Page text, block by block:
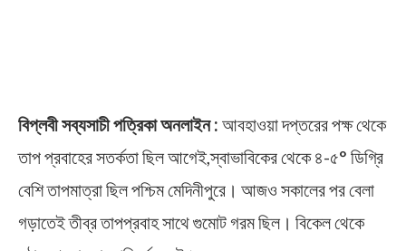
বিপ্লবী সব্যসাচী পত্রিকা অনলাইন : আবহাওয়া দপ্তরের পক্ষ থেকে
তাপ প্রবাহের সতর্কতা ছিল আগেই,স্বাভাবিকের থেকে ৪-৫° ডিগ্রি
বেশি তাপমাত্রা ছিল পশ্চিম মেদিনীপুরে। আজও সকালের পর বেলা
গড়াতেই তীব্র তাপপ্রবাহ সাথে গুমোট গরম ছিল। বিকেল থেকে